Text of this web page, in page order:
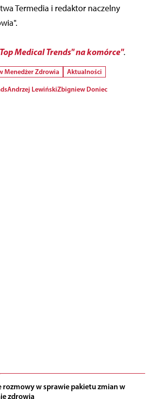
Termedia i redaktor naczelny
Medical Trends" na komórce".
Menedżer Zdrowia
Aktualności
Andrzej LewińskiZbigniew Doniec
rozmowy w sprawie pakietu zmian w
zdrowia